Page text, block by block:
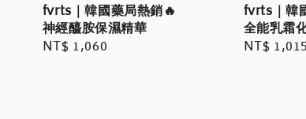
fvrts｜韓國藥局熱銷🔥
神經醯胺保濕精華
Regular
NT$ 1,060
fvrts｜韓
全能乳霜
Regular
NT$ 1,015